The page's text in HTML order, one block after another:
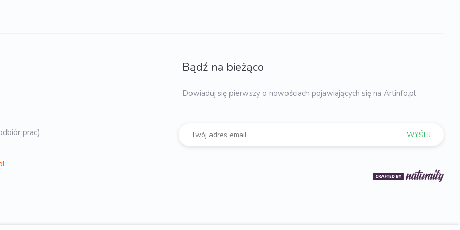
prac)
Bądź na bieżąco
Dowiaduj się pierwszy o nowościach pojawiających się na Artinfo.pl
WYŚLIJ